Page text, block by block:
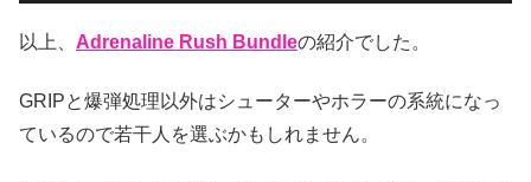
以上、 Adrenaline Rush Bundleの紹介でした。
GRIPと爆弾処理以外はシューターやホラーの系統になっ
ているので若干人を選ぶかもしれません。